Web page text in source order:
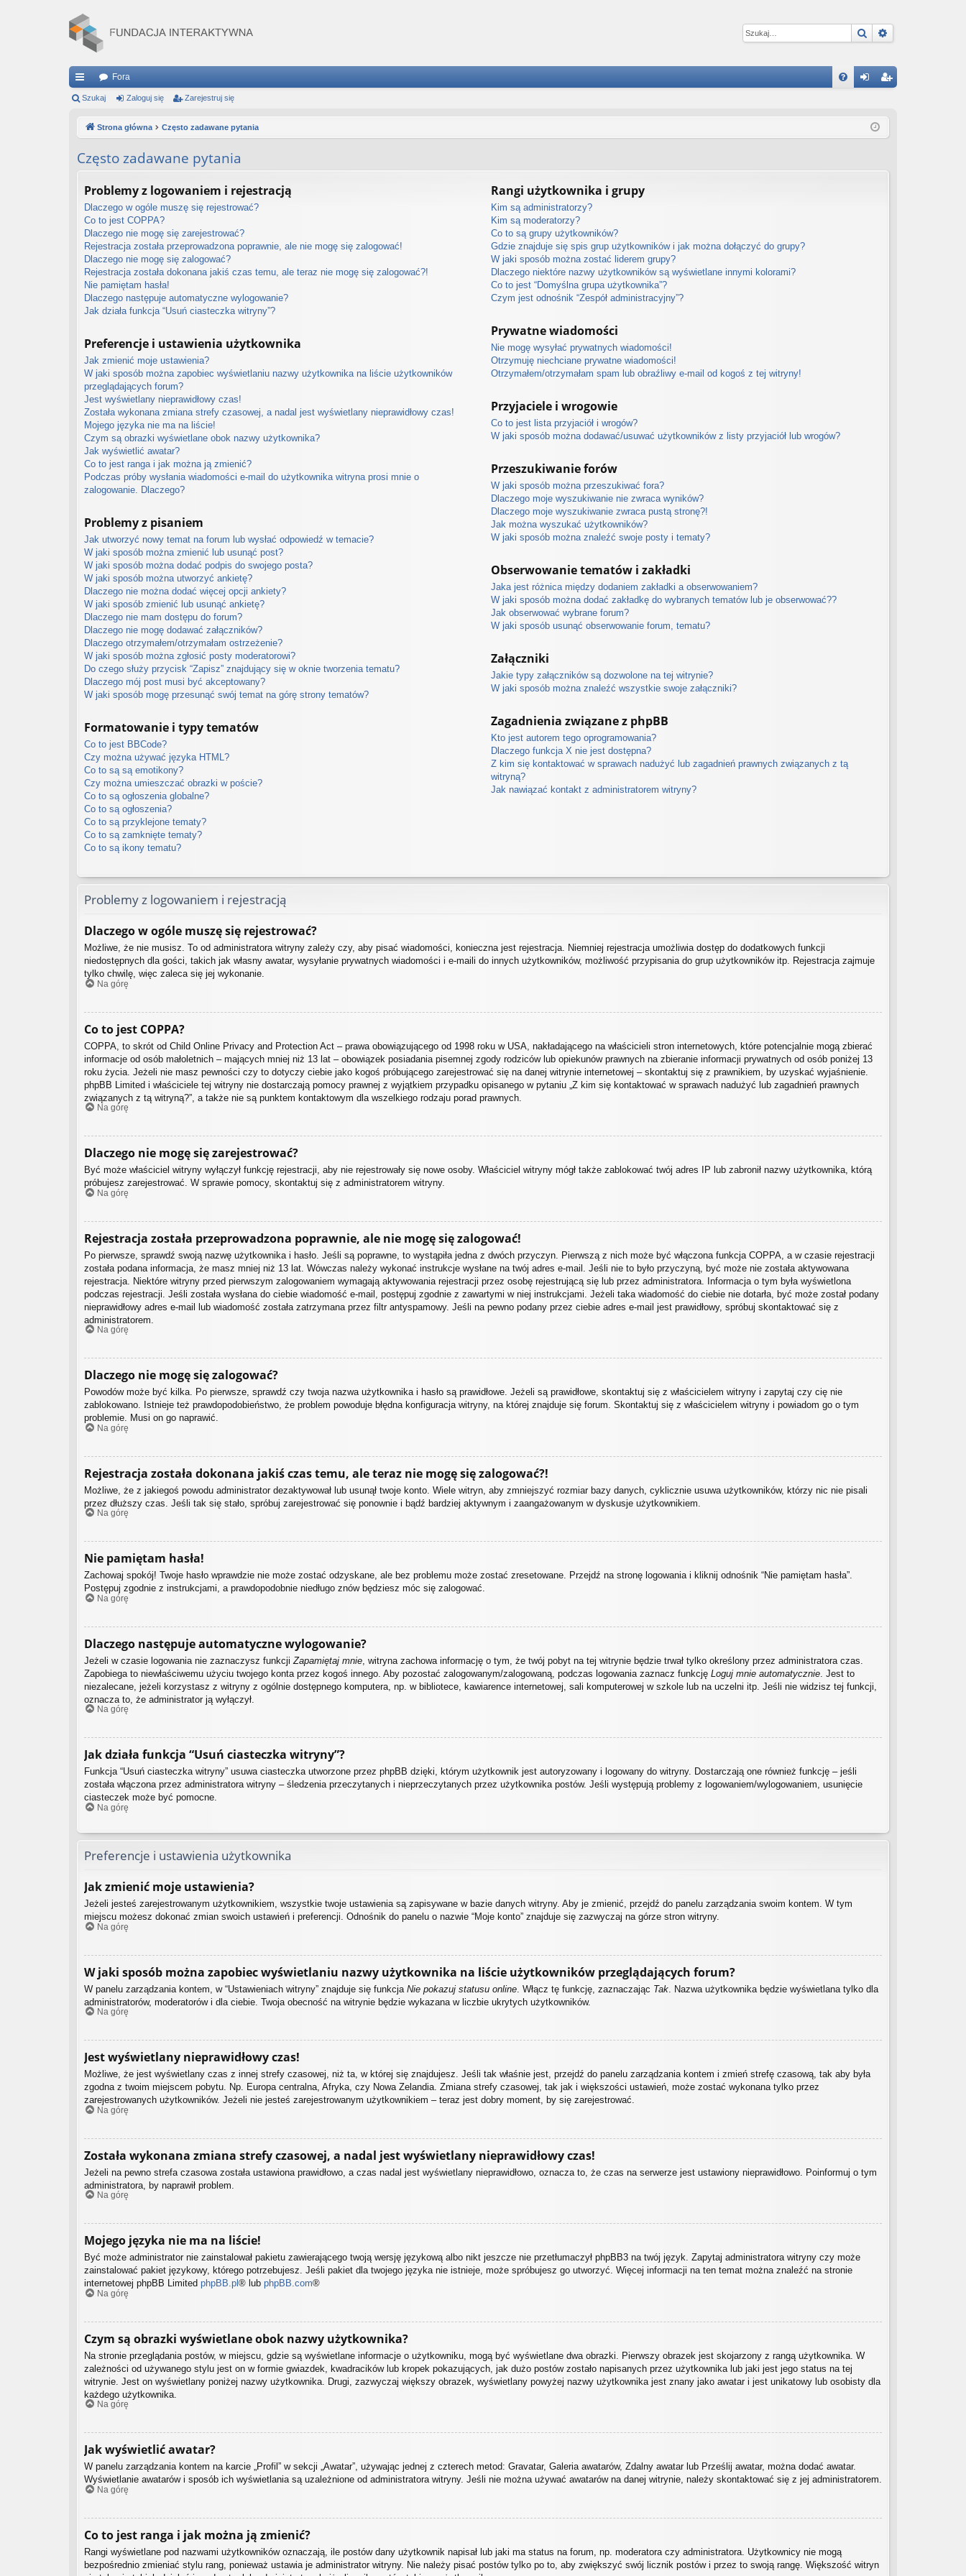
Szukaj
ię
…
Fora
ej
Szukaj Zaloguj się Zarejestruj się
Strona główna Często zadawane pytania
Często zadawane pytania
Problemy z logowaniem i rejestracją
Dlaczego w ogóle muszę się rejestrować?
Co to jest COPPA?
Dlaczego nie mogę się zarejestrować?
Rejestracja została przeprowadzona poprawnie, ale nie mogę się zalogować!
Dlaczego nie mogę się zalogować?
Rejestracja została dokonana jakiś czas temu, ale teraz nie mogę się zalogować?!
Nie pamiętam hasła!
Dlaczego następuje automatyczne wylogowanie?
Jak działa funkcja “Usuń ciasteczka witryny”?
Preferencje i ustawienia użytkownika
Jak zmienić moje ustawienia?
W jaki sposób można zapobiec wyświetlaniu nazwy użytkownika na liście użytkowników
przeglądających forum?
Jest wyświetlany nieprawidłowy czas!
Została wykonana zmiana strefy czasowej, a nadal jest wyświetlany nieprawidłowy czas!
Mojego języka nie ma na liście!
Czym są obrazki wyświetlane obok nazwy użytkownika?
Jak wyświetlić awatar?
Co to jest ranga i jak można ją zmienić?
Podczas próby wysłania wiadomości e-mail do użytkownika witryna prosi mnie o
zalogowanie. Dlaczego?
Problemy z pisaniem
Jak utworzyć nowy temat na forum lub wysłać odpowiedź w temacie?
W jaki sposób można zmienić lub usunąć post?
W jaki sposób można dodać podpis do swojego posta?
W jaki sposób można utworzyć ankietę?
Dlaczego nie można dodać więcej opcji ankiety?
W jaki sposób zmienić lub usunąć ankietę?
Dlaczego nie mam dostępu do forum?
Dlaczego nie mogę dodawać załączników?
Dlaczego otrzymałem/otrzymałam ostrzeżenie?
W jaki sposób można zgłosić posty moderatorowi?
Do czego służy przycisk “Zapisz” znajdujący się w oknie tworzenia tematu?
Dlaczego mój post musi być akceptowany?
W jaki sposób mogę przesunąć swój temat na górę strony tematów?
Formatowanie i typy tematów
Co to jest BBCode?
Czy można używać języka HTML?
Co to są są emotikony?
Czy można umieszczać obrazki w poście?
Co to są ogłoszenia globalne?
Co to są ogłoszenia?
Co to są przyklejone tematy?
Co to są zamknięte tematy?
Co to są ikony tematu?
Rangi użytkownika i grupy
Kim są administratorzy?
Kim są moderatorzy?
Co to są grupy użytkowników?
Gdzie znajduje się spis grup użytkowników i jak można dołączyć do grupy?
W jaki sposób można zostać liderem grupy?
Dlaczego niektóre nazwy użytkowników są wyświetlane innymi kolorami?
Co to jest “Domyślna grupa użytkownika”?
Czym jest odnośnik “Zespół administracyjny”?
Prywatne wiadomości
Nie mogę wysyłać prywatnych wiadomości!
Otrzymuję niechciane prywatne wiadomości!
Otrzymałem/otrzymałam spam lub obraźliwy e-mail od kogoś z tej witryny!
Przyjaciele i wrogowie
Co to jest lista przyjaciół i wrogów?
W jaki sposób można dodawać/usuwać użytkowników z listy przyjaciół lub wrogów?
Przeszukiwanie forów
W jaki sposób można przeszukiwać fora?
Dlaczego moje wyszukiwanie nie zwraca wyników?
Dlaczego moje wyszukiwanie zwraca pustą stronę?!
Jak można wyszukać użytkowników?
W jaki sposób można znaleźć swoje posty i tematy?
Obserwowanie tematów i zakładki
Jaka jest różnica między dodaniem zakładki a obserwowaniem?
W jaki sposób można dodać zakładkę do wybranych tematów lub je obserwować??
Jak obserwować wybrane forum?
W jaki sposób usunąć obserwowanie forum, tematu?
Załączniki
Jakie typy załączników są dozwolone na tej witrynie?
W jaki sposób można znaleźć wszystkie swoje załączniki?
Zagadnienia związane z phpBB
Kto jest autorem tego oprogramowania?
Dlaczego funkcja X nie jest dostępna?
Z kim się kontaktować w sprawach nadużyć lub zagadnień prawnych związanych z tą
witryną?
Jak nawiązać kontakt z administratorem witryny?
Problemy z logowaniem i rejestracją
Dlaczego w ogóle muszę się rejestrować?
Możliwe, że nie musisz. To od administratora witryny zależy czy, aby pisać wiadomości, konieczna jest rejestracja. Niemniej rejestracja umożliwia dostęp do dodatkowych funkcji
niedostępnych dla gości, takich jak własny awatar, wysyłanie prywatnych wiadomości i e-maili do innych użytkowników, możliwość przypisania do grup użytkowników itp. Rejestracja zajmuje
tylko chwilę, więc zaleca się jej wykonanie.
Na górę
Co to jest COPPA?
COPPA, to skrót od Child Online Privacy and Protection Act – prawa obowiązującego od 1998 roku w USA, nakładającego na właścicieli stron internetowych, które potencjalnie mogą zbierać
informacje od osób małoletnich – mających mniej niż 13 lat – obowiązek posiadania pisemnej zgody rodziców lub opiekunów prawnych na zbieranie informacji prywatnych od osób poniżej 13
roku życia. Jeżeli nie masz pewności czy to dotyczy ciebie jako kogoś próbującego zarejestrować się na danej witrynie internetowej – skontaktuj się z prawnikiem, by uzyskać wyjaśnienie.
phpBB Limited i właściciele tej witryny nie dostarczają pomocy prawnej z wyjątkiem przypadku opisanego w pytaniu „Z kim się kontaktować w sprawach nadużyć lub zagadnień prawnych
związanych z tą witryną?”, a także nie są punktem kontaktowym dla wszelkiego rodzaju porad prawnych.
Na górę
Dlaczego nie mogę się zarejestrować?
Być może właściciel witryny wyłączył funkcję rejestracji, aby nie rejestrowały się nowe osoby. Właściciel witryny mógł także zablokować twój adres IP lub zabronił nazwy użytkownika, którą
próbujesz zarejestrować. W sprawie pomocy, skontaktuj się z administratorem witryny.
Na górę
Rejestracja została przeprowadzona poprawnie, ale nie mogę się zalogować!
Po pierwsze, sprawdź swoją nazwę użytkownika i hasło. Jeśli są poprawne, to wystąpiła jedna z dwóch przyczyn. Pierwszą z nich może być włączona funkcja COPPA, a w czasie rejestracji
została podana informacja, że masz mniej niż 13 lat. Wówczas należy wykonać instrukcje wysłane na twój adres e-mail. Jeśli nie to było przyczyną, być może nie została aktywowana
rejestracja. Niektóre witryny przed pierwszym zalogowaniem wymagają aktywowania rejestracji przez osobę rejestrującą się lub przez administratora. Informacja o tym była wyświetlona
podczas rejestracji. Jeśli została wysłana do ciebie wiadomość e-mail, postępuj zgodnie z zawartymi w niej instrukcjami. Jeżeli taka wiadomość do ciebie nie dotarła, być może został podany
nieprawidłowy adres e-mail lub wiadomość została zatrzymana przez filtr antyspamowy. Jeśli na pewno podany przez ciebie adres e-mail jest prawidłowy, spróbuj skontaktować się z
administratorem.
Na górę
Dlaczego nie mogę się zalogować?
Powodów może być kilka. Po pierwsze, sprawdź czy twoja nazwa użytkownika i hasło są prawidłowe. Jeżeli są prawidłowe, skontaktuj się z właścicielem witryny i zapytaj czy cię nie
zablokowano. Istnieje też prawdopodobieństwo, że problem powoduje błędna konfiguracja witryny, na której znajduje się forum. Skontaktuj się z właścicielem witryny i powiadom go o tym
problemie. Musi on go naprawić.
Na górę
Rejestracja została dokonana jakiś czas temu, ale teraz nie mogę się zalogować?!
Możliwe, że z jakiegoś powodu administrator dezaktywował lub usunął twoje konto. Wiele witryn, aby zmniejszyć rozmiar bazy danych, cyklicznie usuwa użytkowników, którzy nic nie pisali
przez dłuższy czas. Jeśli tak się stało, spróbuj zarejestrować się ponownie i bądź bardziej aktywnym i zaangażowanym w dyskusje użytkownikiem.
Na górę
Nie pamiętam hasła!
Zachowaj spokój! Twoje hasło wprawdzie nie może zostać odzyskane, ale bez problemu może zostać zresetowane. Przejdź na stronę logowania i kliknij odnośnik “Nie pamiętam hasła”.
Postępuj zgodnie z instrukcjami, a prawdopodobnie niedługo znów będziesz móc się zalogować.
Na górę
Dlaczego następuje automatyczne wylogowanie?
Jeżeli w czasie logowania nie zaznaczysz funkcji Zapamiętaj mnie , witryna zachowa informację o tym, że twój pobyt na tej witrynie będzie trwał tylko określony przez administratora czas.
Zapobiega to niewłaściwemu użyciu twojego konta przez kogoś innego. Aby pozostać zalogowanym/zalogowaną, podczas logowania zaznacz funkcję Loguj mnie automatycznie . Jest to
niezalecane, jeżeli korzystasz z witryny z ogólnie dostępnego komputera, np. w bibliotece, kawiarence internetowej, sali komputerowej w szkole lub na uczelni itp. Jeśli nie widzisz tej funkcji,
oznacza to, że administrator ją wyłączył.
Na górę
Jak działa funkcja “Usuń ciasteczka witryny”?
Funkcja “Usuń ciasteczka witryny” usuwa ciasteczka utworzone przez phpBB dzięki, którym użytkownik jest autoryzowany i logowany do witryny. Dostarczają one również funkcję – jeśli
została włączona przez administratora witryny – śledzenia przeczytanych i nieprzeczytanych przez użytkownika postów. Jeśli występują problemy z logowaniem/wylogowaniem, usunięcie
ciasteczek może być pomocne.
Na górę
Preferencje i ustawienia użytkownika
Jak zmienić moje ustawienia?
Jeżeli jesteś zarejestrowanym użytkownikiem, wszystkie twoje ustawienia są zapisywane w bazie danych witryny. Aby je zmienić, przejdź do panelu zarządzania swoim kontem. W tym
miejscu możesz dokonać zmian swoich ustawień i preferencji. Odnośnik do panelu o nazwie “Moje konto” znajduje się zazwyczaj na górze stron witryny.
Na górę
W jaki sposób można zapobiec wyświetlaniu nazwy użytkownika na liście użytkowników przeglądających forum?
W panelu zarządzania kontem, w “Ustawieniach witryny” znajduje się funkcja Nie pokazuj statusu online . Włącz tę funkcję, zaznaczając Tak . Nazwa użytkownika będzie wyświetlana tylko dla
administratorów, moderatorów i dla ciebie. Twoja obecność na witrynie będzie wykazana w liczbie ukrytych użytkowników.
Na górę
Jest wyświetlany nieprawidłowy czas!
Możliwe, że jest wyświetlany czas z innej strefy czasowej, niż ta, w której się znajdujesz. Jeśli tak właśnie jest, przejdź do panelu zarządzania kontem i zmień strefę czasową, tak aby była
zgodna z twoim miejscem pobytu. Np. Europa centralna, Afryka, czy Nowa Zelandia. Zmiana strefy czasowej, tak jak i większości ustawień, może zostać wykonana tylko przez
zarejestrowanych użytkowników. Jeżeli nie jesteś zarejestrowanym użytkownikiem – teraz jest dobry moment, by się zarejestrować.
Na górę
Została wykonana zmiana strefy czasowej, a nadal jest wyświetlany nieprawidłowy czas!
Jeżeli na pewno strefa czasowa została ustawiona prawidłowo, a czas nadal jest wyświetlany nieprawidłowo, oznacza to, że czas na serwerze jest ustawiony nieprawidłowo. Poinformuj o tym
administratora, by naprawił problem.
Na górę
Mojego języka nie ma na liście!
Być może administrator nie zainstalował pakietu zawierającego twoją wersję językową albo nikt jeszcze nie przetłumaczył phpBB3 na twój język. Zapytaj administratora witryny czy może
zainstalować pakiet językowy, którego potrzebujesz. Jeśli pakiet dla twojego języka nie istnieje, może spróbujesz go utworzyć. Więcej informacji na ten temat można znaleźć na stronie
internetowej phpBB Limited phpBB.pl ® lub phpBB.com®
Na górę
Czym są obrazki wyświetlane obok nazwy użytkownika?
Na stronie przeglądania postów, w miejscu, gdzie są wyświetlane informacje o użytkowniku, mogą być wyświetlane dwa obrazki. Pierwszy obrazek jest skojarzony z rangą użytkownika. W
zależności od używanego stylu jest on w formie gwiazdek, kwadracików lub kropek pokazujących, jak dużo postów zostało napisanych przez użytkownika lub jaki jest jego status na tej
witrynie. Jest on wyświetlany poniżej nazwy użytkownika. Drugi, zazwyczaj większy obrazek, wyświetlany powyżej nazwy użytkownika jest znany jako awatar i jest unikatowy lub osobisty dla
każdego użytkownika.
Na górę
Jak wyświetlić awatar?
W panelu zarządzania kontem na karcie „Profil” w sekcji „Awatar”, używając jednej z czterech metod: Gravatar, Galeria awatarów, Zdalny awatar lub Prześlij awatar, można dodać awatar.
Wyświetlanie awatarów i sposób ich wyświetlania są uzależnione od administratora witryny. Jeśli nie można używać awatarów na danej witrynie, należy skontaktować się z jej administratorem.
Na górę
Co to jest ranga i jak można ją zmienić?
Rangi wyświetlane pod nazwami użytkowników oznaczają, ile postów dany użytkownik napisał lub jaki ma status na forum, np. moderatora czy administratora. Użytkownicy nie mogą
bezpośrednio zmieniać stylu rang, ponieważ ustawia je administrator witryny. Nie należy pisać postów tylko po to, aby zwiększyć swój licznik postów i przez to swoją rangę. Większość witryn